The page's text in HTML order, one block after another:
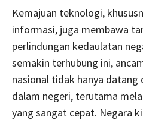
Kemajuan teknologi,
informasi, juga membawa
perlindungan kedaulatan
semakin terhubung ini,
nasional tidak hanya datang
dalam negeri, terutama
yang sangat cepat. Negara